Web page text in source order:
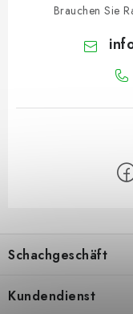
Brauchen Sie
u
ß
z
e
Schachgeschäft
Kundendienst